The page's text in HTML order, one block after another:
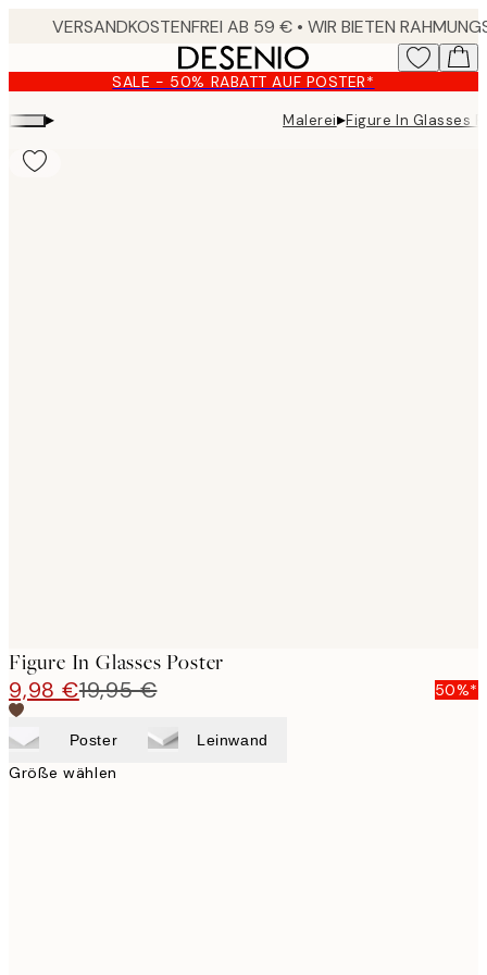
content.
SALE - 50% RABATT AUF POSTER*
▸ Malerei▸Figure In Glasses
Figure In Glasses Poster
9,98 €19,95 € 50%*
Poster Leinwand
Größe wählen